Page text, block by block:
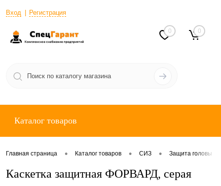
Вход Регистрация
0 0
Каталог товаров
Главная страница • Каталог товаров • СИЗ • Защита головы
Каскетка защитная ФОРВАРД, серая